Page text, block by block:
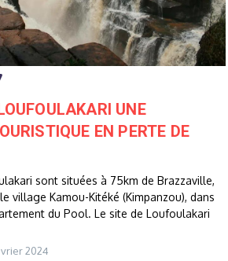
UNE
EN PERTE DE
sont situées à 75km de Brazzaville,
village Kamou-Kitéké (Kimpanzou), dans
du Pool. Le site de Loufoulakari
2024